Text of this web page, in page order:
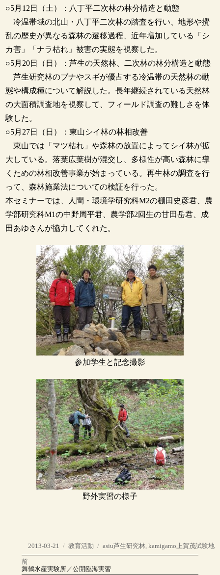
○5月12日（土）：八丁平二次林の林分構造と動態
冷温帯域の北山・八丁平二次林の踏査を行い、地形や攪
乱の歴史が異なる森林の遷移過程、近年増加している「シ
カ害」「ナラ枯れ」被害の実態を視察した。
○5月20日（日）：芦生の天然林、二次林の林分構造と動態
芦生研究林のブナやスギが優占する冷温帯の天然林の動
態や構成種について解説した。長年継続されている天然林
の大面積調査地を視察して、フィールド調査の難しさを体
験した。
○5月27日（日）：東山シイ林の林相改善
東山では「マツ枯れ」や森林の放置によってシイ林が拡
大している。落葉広葉樹が混交し、多様性が高い森林に導
くための林相改善事業が始まっている。再生林の調査を行
って、森林施業法についての検証を行った。
本セミナーでは、人間・環境学研究科M2の棚田史彦君、農
学部研究科M1の中野周平君、農学部2回生の甘田岳君、成
田あゆさんが協力してくれた。
参加学生と記念撮影
野外実習の様子
投
稿
日:
2013-03-21
カ
テ
ゴ
教育活動
タ
グ
asiu芦生研究林, kamigamo上賀茂試験地
投
前
前
舞鶴水産実験所／公開臨海実習